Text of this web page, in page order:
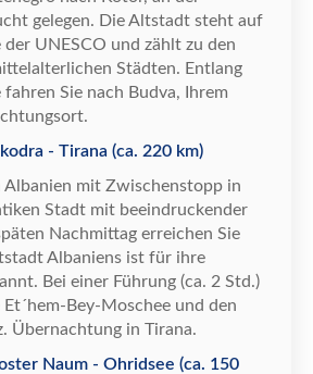
gelegen. Die Altstadt steht auf
UNESCO und zählt zu den
Städten. Entlang
fahren Sie nach Budva, Ihrem
- Tirana (ca. 220 km)
mit Zwischenstopp in
Stadt mit beeindruckender
äten Nachmittag erreichen Sie
Albaniens ist für ihre
Bei einer Führung (ca. 2 Std.)
Et´hem-Bey-Moschee und den
Übernachtung in Tirana.
Naum - Ohridsee (ca. 150